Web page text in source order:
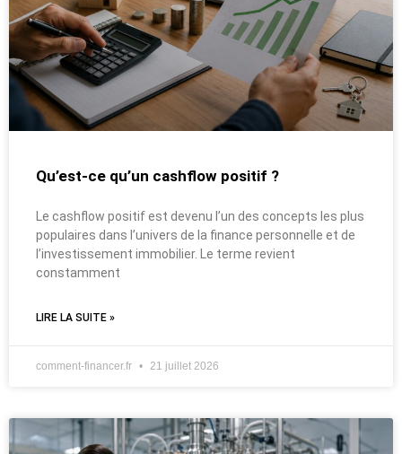
Qu’est-ce qu’un cashflow positif ?
Le cashflow positif est devenu l’un des concepts les plus
populaires dans l’univers de la finance personnelle et de
l’investissement immobilier. Le terme revient
constamment
LIRE LA SUITE »
comment-financer.fr 21 juillet 2026